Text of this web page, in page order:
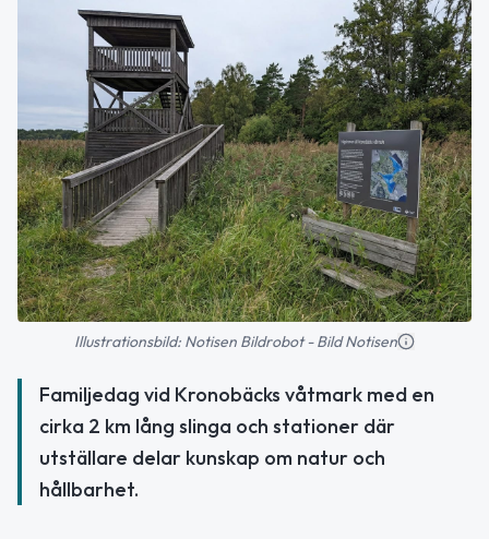
Illustrationsbild: Notisen Bildrobot - Bild Notisen
Familjedag vid Kronobäcks våtmark med en
cirka 2 km lång slinga och stationer där
utställare delar kunskap om natur och
hållbarhet.